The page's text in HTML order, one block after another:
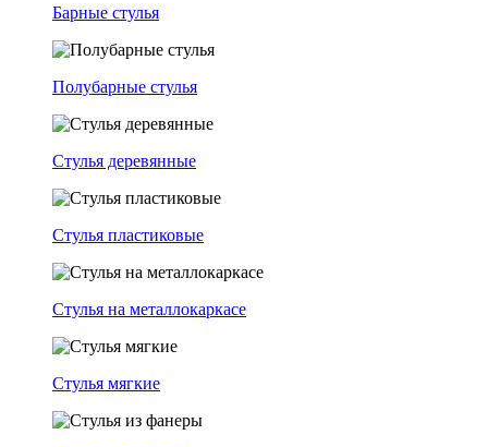
Барные стулья
Полубарные стулья
Стулья деревянные
Стулья пластиковые
Стулья на металлокаркасе
Стулья мягкие